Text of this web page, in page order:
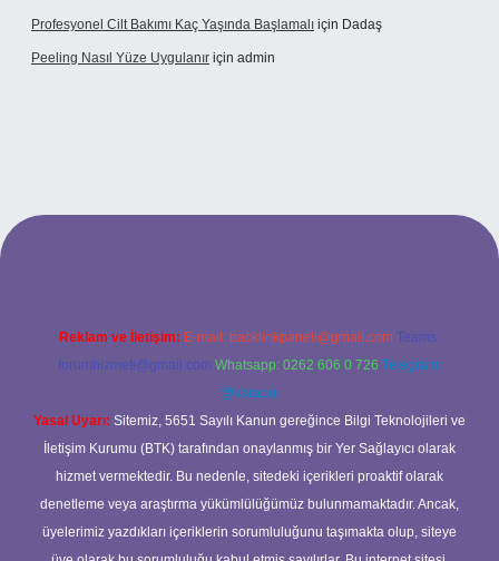
Profesyonel Cilt Bakımı Kaç Yaşında Başlamalı için Dadaş
Peeling Nasıl Yüze Uygulanır için admin
Reklam ve İletişim: E-mail: backlinkpaneli@gmail.com Teams:
forumhizmeti@gmail.com Whatsapp: 0262 606 0 726 Telegram:
@karabul
Yasal Uyarı: Sitemiz, 5651 Sayılı Kanun gereğince Bilgi Teknolojileri ve
İletişim Kurumu (BTK) tarafından onaylanmış bir Yer Sağlayıcı olarak
hizmet vermektedir. Bu nedenle, sitedeki içerikleri proaktif olarak
denetleme veya araştırma yükümlülüğümüz bulunmamaktadır. Ancak,
üyelerimiz yazdıkları içeriklerin sorumluluğunu taşımakta olup, siteye